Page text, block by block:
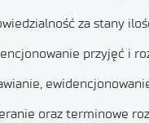
za stany
przyjęć i
oraz terminowe